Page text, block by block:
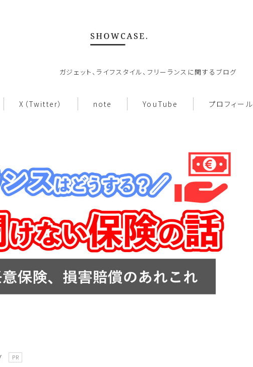
ガジェット、ライフスタイル、フリーランスに関するブログ
X（Twitter） note YouTube プロフィール
ホーム
note
お問い合わせ
カテゴリ一覧
PR